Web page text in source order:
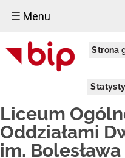
☰ Menu
Strona
Liceum
Oddziałami
im.
Liceum
Ogólnokształcące
im.
Adres
szkoły
Dyrektor
INFORMACJA